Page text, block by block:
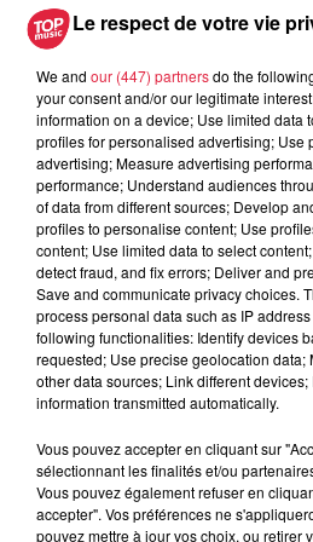
A 17h, le taux de participation était
Rhincontre 73,94 % en 2017, et
contre 71,87 % en 2017.
À 17h00, le taux de participation à
2022 s’élèvait pour Strasbourg à
Les bureaux de vote ont fermé
Strasbourg, fermeture à 20h.
Selon France 3 Alsace, à
sont présentées ce dimanche
radiation électorale. Dans la
radiations sont liées à un oubli
domiciliation.
Publié : 10 avril 2022 à 20h17 -
16h48 Anne-Sophie Martin
Le respect de votre vie
We and our (447) partnersdo the
your consent and/or our legitimate
information on a device; Use limited data
profiles for personalised advertising; Use
advertising; Measure advertising
performance; Understand audiences
of data from different sources; Develop
profiles to personalise content; Use
content; Use limited data to select
detect fraud, and fix errors; Deliver and
Save and communicate privacy choices.
process personal data such as IP
following functionalities: Identify devices
requested; Use precise geolocation data;
other data sources; Link different
information transmitted automatically.
Vous pouvez accepter en cliquant sur
sélectionnant les finalités et/ou
Vous pouvez également refuser en
accepter". Vos préférences ne
pouvez mettre à jour vos choix, ou retirer